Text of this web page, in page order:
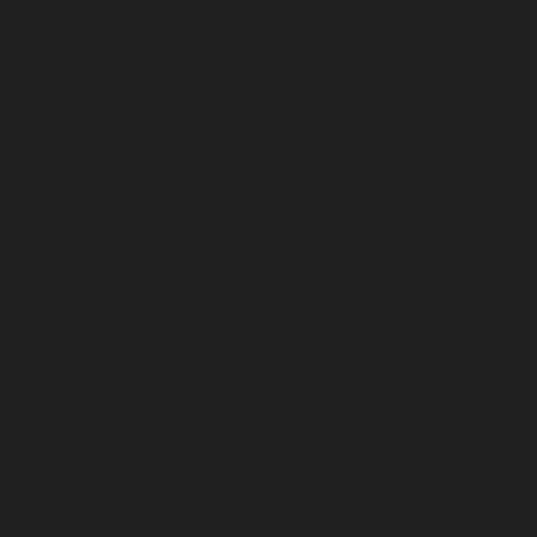
Preplanula kolumbijska ljepotica
bikiniju pokazala figuru za čistu